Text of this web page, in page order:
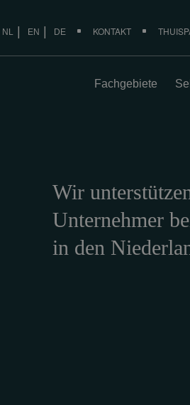
NL EN DE KONTAKT
Fachgebiete
Wir
Unternehmer
in den